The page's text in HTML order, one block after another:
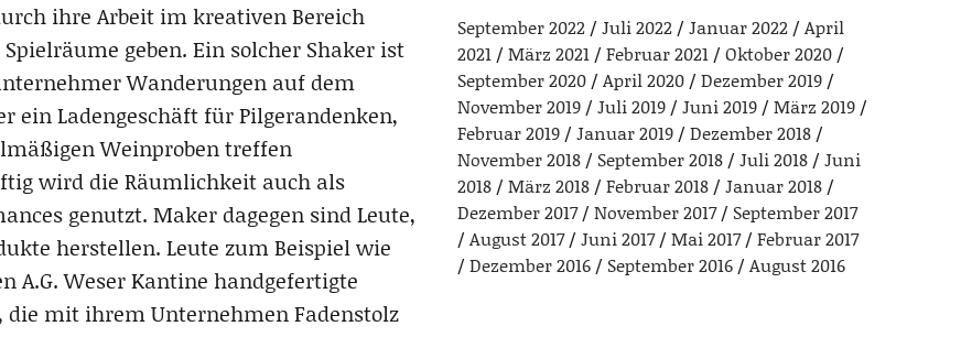
ihre Arbeit im kreativen Bereich
geben. Ein solcher Shaker ist
Wanderungen auf dem
ein Ladengeschäft für Pilgerandenken,
Weinproben treffen
wird die Räumlichkeit auch als
genutzt. Maker dagegen sind Leute,
herstellen. Leute zum Beispiel wie
A.G. Weser Kantine handgefertigte
die mit ihrem Unternehmen Fadenstolz
September 2022 Juli 2022 Januar 2022
April
2021
März 2021 Februar 2021
Oktober 2020
September 2020
April 2020
Dezember 2019
November 2019
Juli 2019 Juni 2019
März 2019
Februar 2019
Januar 2019
Dezember 2018
November 2018
September 2018 Juli 2018
Juni
2018
März 2018 Februar 2018
Januar 2018
Dezember 2017
November 2017
September 2017
August 2017
Juni 2017 Mai 2017
Februar 2017
Dezember 2016
September 2016 August 2016